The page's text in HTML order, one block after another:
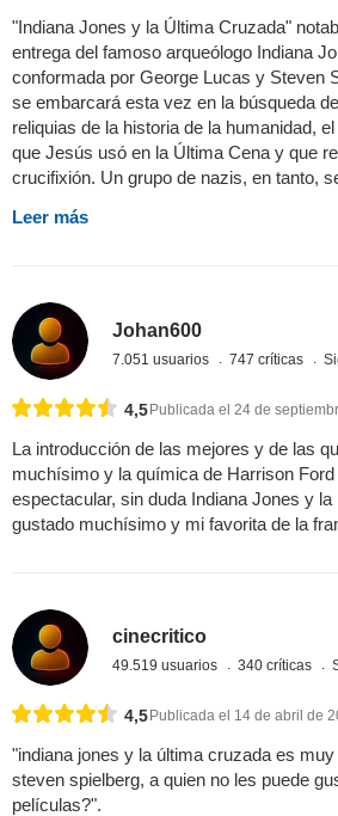
"Indiana Jones y la Última Cruzada"
entrega del famoso arqueólogo Indiana
conformada por George Lucas y Steven
se embarcará esta vez en la búsqueda
reliquias de la historia de la humanidad,
que Jesús usó en la Última Cena y que
crucifixión. Un grupo de nazis, en tanto,
Leer más
Johan600
7.051 usuarios 747 críticas
4,5Publicada el 24 de
La introducción de las mejores y de las
muchísimo y la química de Harrison
espectacular, sin duda Indiana Jones y
gustado muchísimo y mi favorita de la
cinecritico
49.519 usuarios 340 críticas
4,5Publicada el 14 de abril de
"indiana jones y la última cruzada es
steven spielberg, a quien no les puede
películas?".